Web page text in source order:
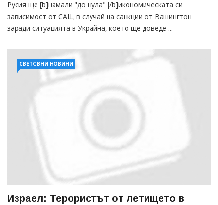
Русия ще [b]намали "до нула" [/b]икономическата си
зависимост от САЩ в случай на санкции от Вашингтон
заради ситуацията в Украйна, което ще доведе ...
СВЕТОВНИ НОВИНИ
Израел: Терористът от летището в